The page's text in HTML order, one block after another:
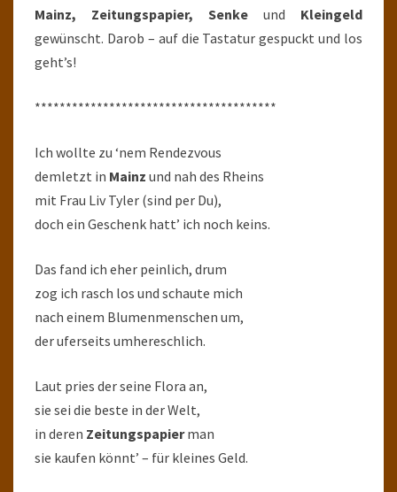
Mainz, Zeitungspapier, Senke und Kleingeld
gewünscht. Darob – auf die Tastatur gespuckt und los
geht’s!
***************************************
Ich wollte zu ‘nem Rendezvous
demletzt in Mainz und nah des Rheins
mit Frau Liv Tyler (sind per Du),
doch ein Geschenk hatt’ ich noch keins.
Das fand ich eher peinlich, drum
zog ich rasch los und schaute mich
nach einem Blumenmenschen um,
der uferseits umhereschlich.
Laut pries der seine Flora an,
sie sei die beste in der Welt,
in deren Zeitungspapierman
sie kaufen könnt’ – für kleines Geld.